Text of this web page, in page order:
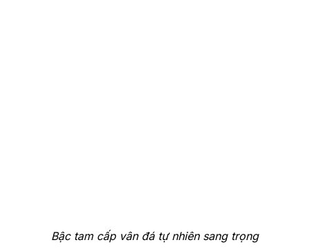
Bậc tam cấp vân đá tự nhiên sang trọng